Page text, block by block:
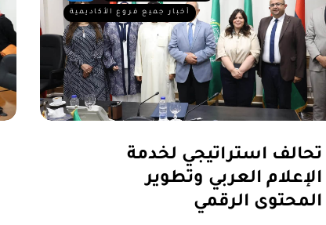
أخبار جميع فروع الأكاديمية
تحالف استراتيجي لخدمة
الإعلام العربي وتطوير
المحتوى الرقمي